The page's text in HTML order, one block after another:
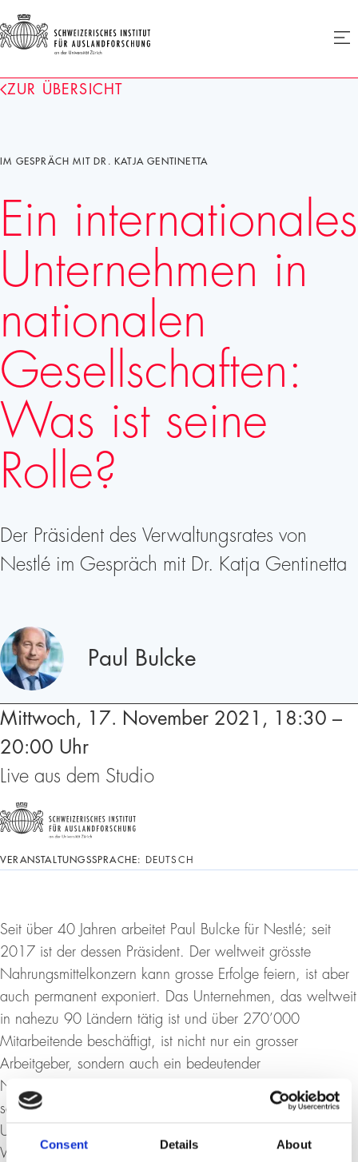
Consent Details About
Homepage
ZUR ÜBERSICHT
IM GESPRÄCH MIT DR. KATJA GENTINETTA
Ein internationales
Unternehmen in
nationalen
Gesellschaften:
Was ist seine
Rolle?
Der Präsident des Verwaltungsrates von
Nestlé im Gespräch mit Dr. Katja Gentinetta
Paul Bulcke
Mittwoch, 17. November 2021, 18:30 –
20:00 Uhr
Live aus dem Studio
VERANSTALTUNGSSPRACHE: DEUTSCH
Seit über 40 Jahren arbeitet Paul Bulcke für Nestlé; seit
2017 ist der dessen Präsident. Der weltweit grösste
Nahrungsmittelkonzern kann grosse Erfolge feiern, ist aber
auch permanent exponiert. Das Unternehmen, das weltweit
in nahezu 90 Ländern tätig ist und über 270’000
Mitarbeitende beschäftigt, ist nicht nur ein grosser
Arbeitgeber, sondern auch ein bedeutender
Nahrungsmittellieferant für zahlreiche Menschen, und das
seit Jahrzehnten. Seit mehreren Jahren verschreibt sich das
Unternehmen dem Prinzip der gemeinsamen
Wertschöpfung; und an der diesjährigen